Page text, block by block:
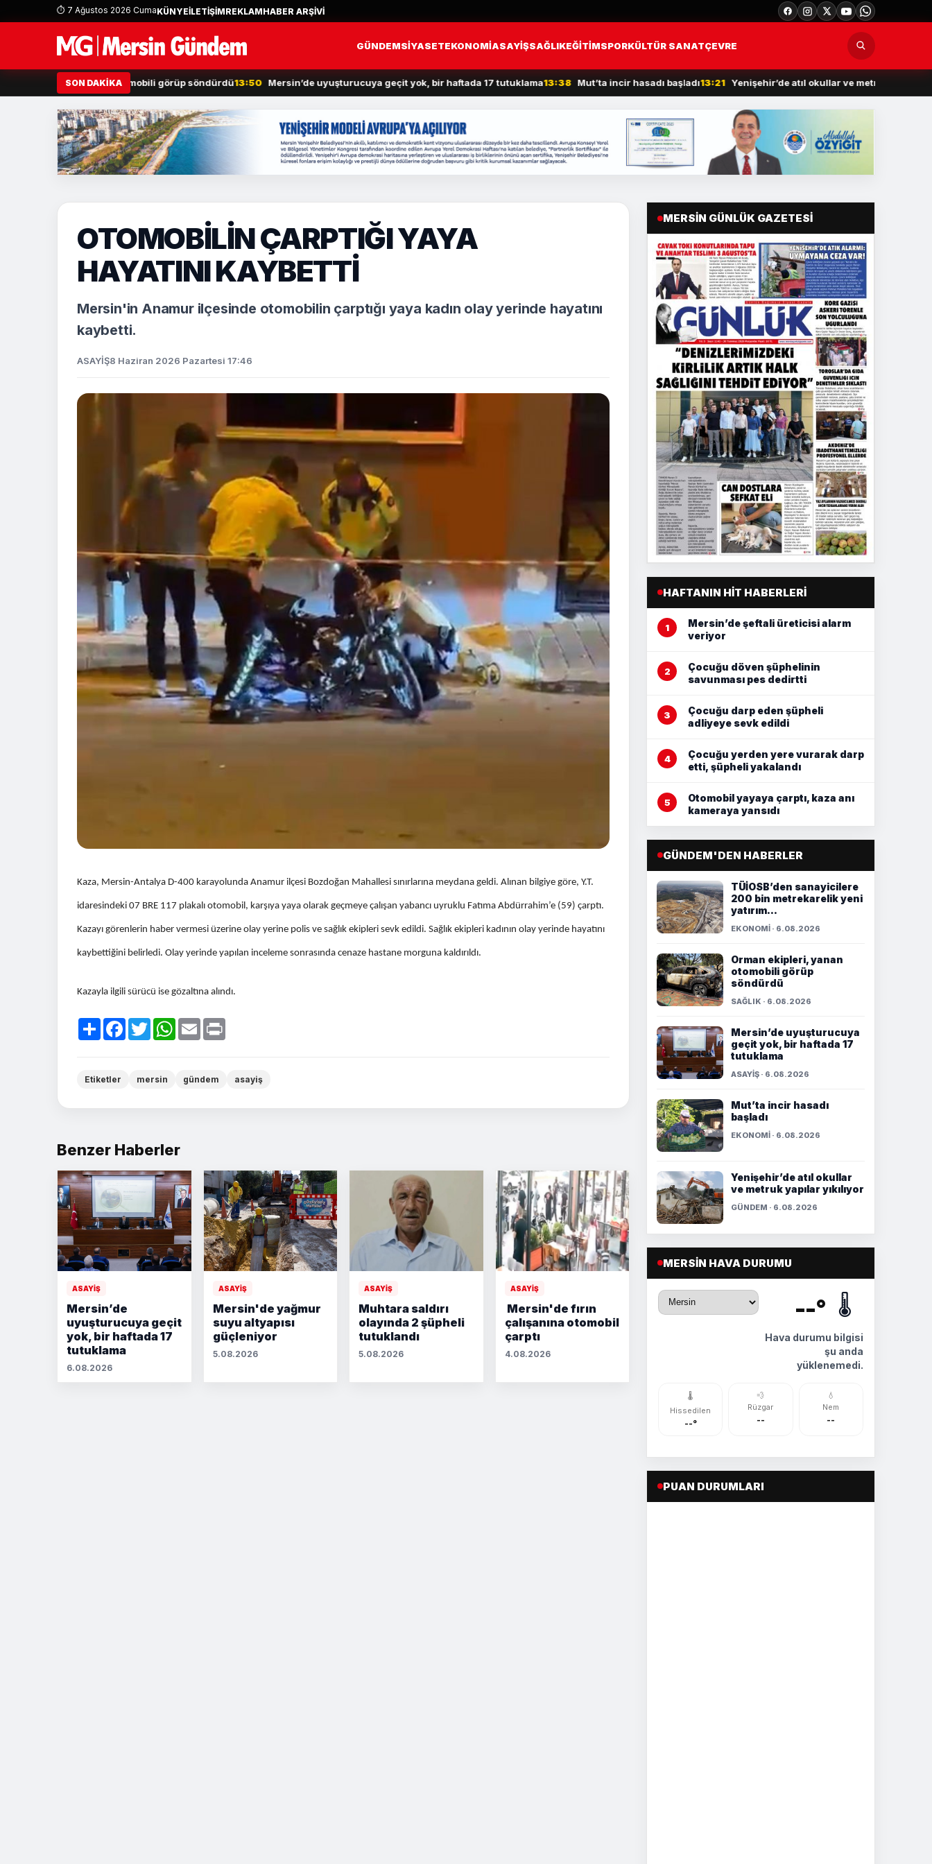
⏱ 7 Ağustos 2026 CumaKÜNYEİLETİŞİMREKLAMHABER ARŞİVİ
GÜNDEMSİYASETEKONOMİASAYİŞSAĞLIKEĞİTİMSPORKÜLTÜR SANATÇEVRE
SON DAKİKA
ekipleri, yanan otomobili görüp söndürdü13:50 Mersin’de uyuşturucuya geçit yok, bir haftada 17 tutuklama13:38 Mut’ta incir hasadı başladı13:21 Yenişehir’de atıl okullar ve metruk yapılar yıkılıyor
OTOMOBİLİN ÇARPTIĞI YAYA
HAYATINI KAYBETTİ
Mersin'in Anamur ilçesinde otomobilin çarptığı yaya kadın olay yerinde hayatını
kaybetti.
ASAYİŞ8 Haziran 2026 Pazartesi 17:46
Kaza, Mersin-Antalya D-400 karayolunda Anamur ilçesi Bozdoğan Mahallesi sınırlarına meydana geldi. Alınan bilgiye göre, Y.T.
idaresindeki 07 BRE 117 plakalı otomobil, karşıya yaya olarak geçmeye çalışan yabancı uyruklu Fatıma Abdürrahim’e (59) çarptı.
Kazayı görenlerin haber vermesi üzerine olay yerine polis ve sağlık ekipleri sevk edildi. Sağlık ekipleri kadının olay yerinde hayatını
kaybettiğini belirledi. Olay yerinde yapılan inceleme sonrasında cenaze hastane morguna kaldırıldı.
Kazayla ilgili sürücü ise gözaltına alındı.
PaylaşFacebook
TwitterWhatsApp
Email
Etiketler mersin gündem asayiş
Benzer Haberler
ASAYİŞ
Mersin’de
uyuşturucuya geçit
yok, bir haftada 17
tutuklama
6.08.2026
ASAYİŞ
Mersin'de yağmur
suyu altyapısı
güçleniyor
5.08.2026
ASAYİŞ
Muhtara saldırı
olayında 2 şüpheli
tutuklandı
5.08.2026
ASAYİŞ
Mersin'de fırın
çalışanına otomobil
çarptı
4.08.2026
MERSIN GÜNLÜK GAZETESI
HAFTANIN HIT HABERLERI
Mersin’de şeftali üreticisi alarm
veriyor
Çocuğu döven şüphelinin
savunması pes dedirtti
Çocuğu darp eden şüpheli
adliyeye sevk edildi
Çocuğu yerden yere vurarak darp
etti, şüpheli yakalandı
Otomobil yayaya çarptı, kaza anı
kameraya yansıdı
GÜNDEM'DEN HABERLER
TÜİOSB’den sanayicilere
200 bin metrekarelik yeni
yatırım...
EKONOMİ · 6.08.2026
Orman ekipleri, yanan
otomobili görüp
söndürdü
SAĞLIK · 6.08.2026
Mersin’de uyuşturucuya
geçit yok, bir haftada 17
tutuklama
ASAYİŞ · 6.08.2026
Mut’ta incir hasadı
başladı
EKONOMİ · 6.08.2026
Yenişehir’de atıl okullar
ve metruk yapılar yıkılıyor
GÜNDEM · 6.08.2026
MERSIN HAVA DURUMU
--° 🌡️
Hava durumu bilgisi
şu anda
yüklenemedi.
🌡️
Hissedilen
--°
💨
Rüzgar
--
💧
Nem
--
PUAN DURUMLARI